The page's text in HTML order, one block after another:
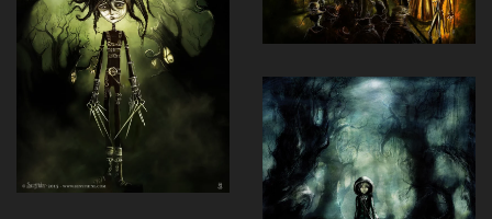
Voir
Voir